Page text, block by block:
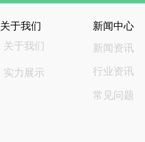
实力展示
关于我们
关于我们 新闻中心
新闻资讯
行业资讯
常见问题